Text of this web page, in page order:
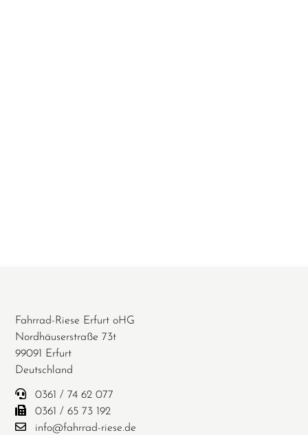
Fahrrad-Riese Erfurt oHG
Nordhäuserstraße 73t
99091 Erfurt
Deutschland
0361 / 74 62 077
0361 / 65 73 192
info@fahrrad-riese.de